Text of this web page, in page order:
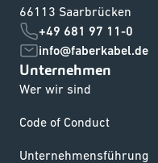
66113 Saarbrücken
+49 681 97 11-0
info@faberkabel.de
Unternehmen
Wer wir sind
Code of Conduct
Unternehmensführung